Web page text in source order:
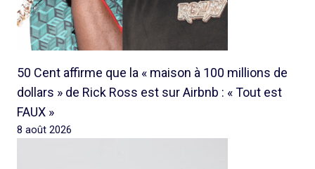
50 Cent affirme que la « maison à 100 millions de
dollars » de Rick Ross est sur Airbnb : « Tout est
FAUX »
8 août 2026